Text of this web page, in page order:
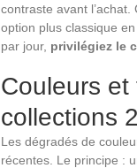
contraste avant
option plus classique
par jour, privilégiez le
Couleurs
collections
Les dégradés de
récentes. Le principe :